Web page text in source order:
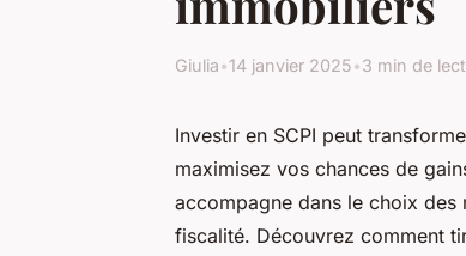
Giulia•14 janvier 2025•3 min de
Investir en SCPI peut
maximisez vos chances de
accompagne dans le choix
fiscalité. Découvrez comment